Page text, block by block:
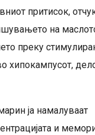
притисок,
на
преку
хипокампусот,
ја намалуваат
и